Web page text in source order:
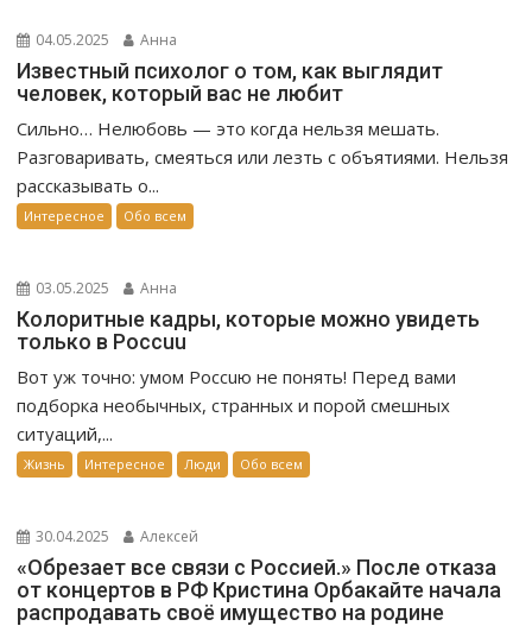
04.05.2025 Анна
Известный психолог о том, как выглядит
человек, который вас не любит
Сильно… Нелюбовь — это когда нельзя мешать.
Разговаривать, смеяться или лезть с объятиями. Нельзя
рассказывать о...
Интересное Обо всем
03.05.2025 Анна
Колоритные кадры, которые можно увидеть
только в Россuu
Вот уж точно: умом Россuю не понять! Перед вами
подборка необычных, странных и порой смешных
ситуаций,...
Жизнь Интересное Люди Обо всем
30.04.2025 Алексей
«Обрезает все связи с Россией.» После отказа
от концертов в РФ Кристина Орбакайте начала
распродавать своё имущество на родине